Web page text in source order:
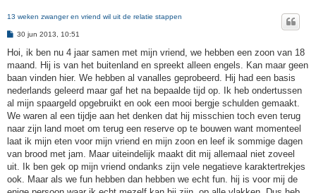
13 weken zwanger en vriend wil uit de relatie stappen
B
r
c
h
30 jun 2013, 10:51
Hoi, ik ben nu 4 jaar samen met mijn vriend, we hebben een zoon van 18
maand. Hij is van het buitenland en spreekt alleen engels. Kan maar geen
baan vinden hier. We hebben al vanalles geprobeerd. Hij had een basis
nederlands geleerd maar gaf het na bepaalde tijd op. Ik heb ondertussen
al mijn spaargeld opgebruikt en ook een mooi bergje schulden gemaakt.
We waren al een tijdje aan het denken dat hij misschien toch even terug
naar zijn land moet om terug een reserve op te bouwen want momenteel
laat ik mijn eten voor mijn vriend en mijn zoon en leef ik sommige dagen
van brood met jam. Maar uiteindelijk maakt dit mij allemaal niet zoveel
uit. Ik ben gek op mijn vriend ondanks zijn vele negatieve karaktertrekjes
ook. Maar als we fun hebben dan hebben we echt fun. hij is voor mij de